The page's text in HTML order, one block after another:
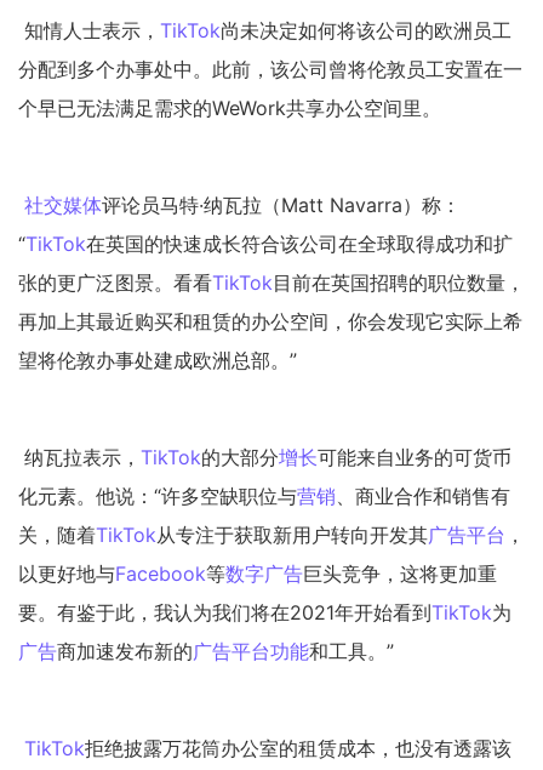
知情人士表示， TikTok尚未决定如何将该公司的欧洲员工
分配到多个办事处中。此前，该公司曾将伦敦员工安置在一
个早已无法满足需求的WeWork共享办公空间里。
社交媒体评论员马特·纳瓦拉 （Matt Navarra）称：
“TikTok在英国的快速成长符合该公司在全球取得成功和扩
张的更广泛图景。看看TikTok目前在英国招聘的职位数量，
再加上其最近购买和租赁的办公空间，你会发现它实际上希
望将伦敦办事处建成欧洲总部。”
纳瓦拉表示， TikTok的大部分增长可能来自业务的可货币
化元素。他说：“许多空缺职位与营销、商业合作和销售有
关，随着TikTok从专注于获取新用户转向开发其广告平台 ，
以更好地与Facebook等数字广告巨头竞争，这将更加重
要。有鉴于此，我认为我们将在2021年开始看到TikTok为
广告商加速发布新的广告平台功能和工具。”
TikTok拒绝披露万花筒办公室的租赁成本，也没有透露该